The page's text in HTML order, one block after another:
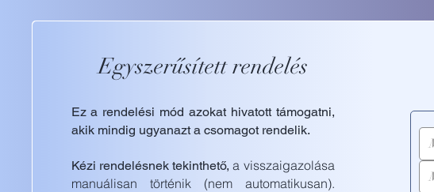
Egyszerűsített rendelés
Ez a rendelési mód azokat hivatott támogatni,
akik mindig ugyanazt a csomagot rendelik.
Kézi rendelésnek tekinthető,a visszaigazolása
manuálisan történik (nem automatikusan).